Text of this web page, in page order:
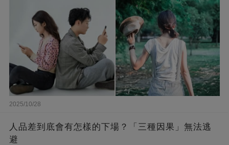
2025/10/28
人品差到底會有怎樣的下場？「三種因果」無法逃
避